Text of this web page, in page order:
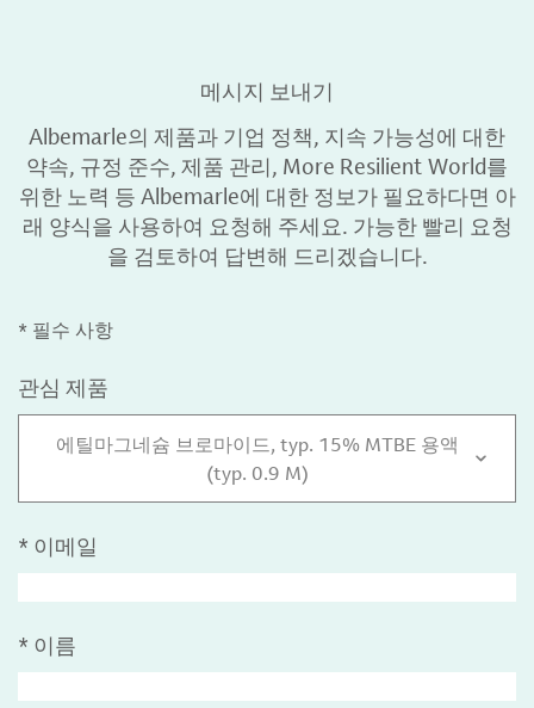
메시지 보내기
Albemarle의 제품과 기업 정책, 지속 가능성에 대한
약속, 규정 준수, 제품 관리, More Resilient World를
위한 노력 등 Albemarle에 대한 정보가 필요하다면 아
래 양식을 사용하여 요청해 주세요. 가능한 빨리 요청
을 검토하여 답변해 드리겠습니다.
* 필수 사항
관심 제품
에틸마그네슘 브로마이드, typ. 15% MTBE 용액
(typ. 0.9 M)
* 이메일
* 이름